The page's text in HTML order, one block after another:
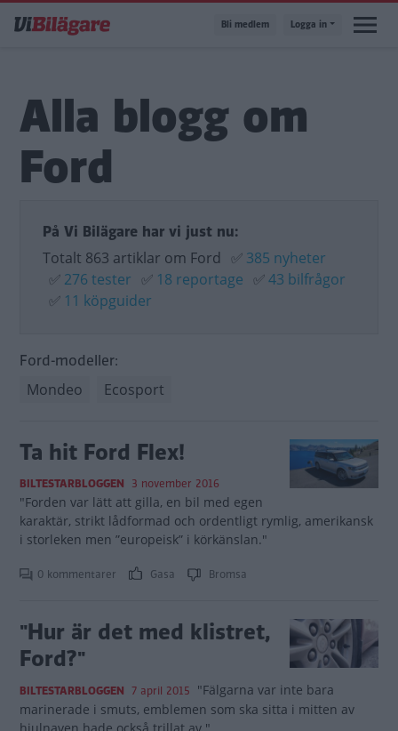
till
Bli medlem Logga in
Alla blogg om
Ford
På Vi Bilägare har vi just nu:
Totalt 863 artiklar om Ford ✅ 385 nyheter
✅ 276 tester ✅ 18 reportage ✅43 bilfrågor
✅ 11 köpguider
Ford-modeller:
Mondeo Ecosport
Ta hit Ford Flex!
BILTESTARBLOGGEN 3 november 2016
"Forden var lätt att gilla, en bil med egen
karaktär, strikt lådformad och ordentligt rymlig, amerikansk
i storleken men ”europeisk” i körkänslan."
0 kommentarer Gasa Bromsa
"Hur är det med klistret,
Ford?"
BILTESTARBLOGGEN 7 april 2015 "Fälgarna var inte bara
marinerade i smuts, emblemen som ska sitta i mitten av